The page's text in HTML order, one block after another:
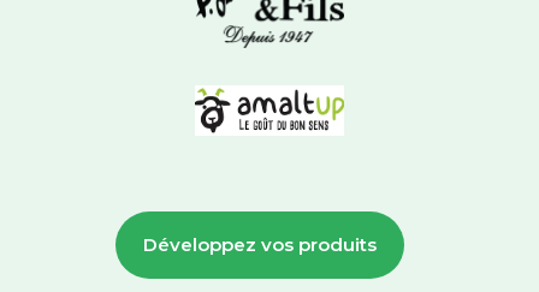
Développez vos produits